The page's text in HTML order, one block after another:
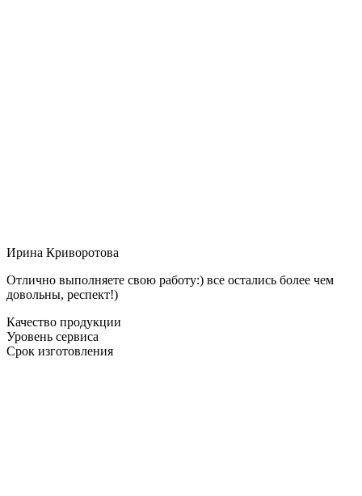
Ирина Криворотова
Отлично выполняете свою работу:) все остались более чем
довольны, респект!)
Качество продукции
Уровень сервиса
Срок изготовления